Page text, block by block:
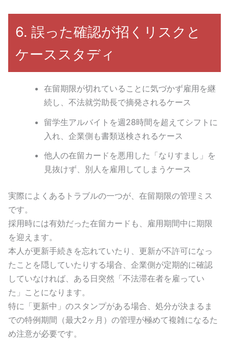
6. 誤った確認が招くリスクと
ケーススタディ
在留期限が切れていることに気づかず雇用を継
続し、不法就労助長で摘発されるケース
留学生アルバイトを週28時間を超えてシフトに
入れ、企業側も書類送検されるケース
他人の在留カードを悪用した「なりすまし」を
見抜けず、別人を雇用してしまうケース
実際によくあるトラブルの一つが、在留期限の管理ミス
です。
採用時には有効だった在留カードも、雇用期間中に期限
を迎えます。
本人が更新手続きを忘れていたり、更新が不許可になっ
たことを隠していたりする場合、企業側が定期的に確認
していなければ、ある日突然「不法滞在者を雇ってい
た」ことになります。
特に「更新中」のスタンプがある場合、処分が決まるま
での特例期間（最大2ヶ月）の管理が極めて複雑になるた
め注意が必要です。